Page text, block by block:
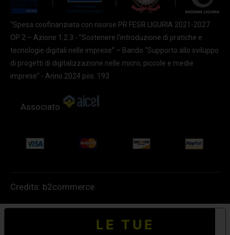
“Spesa coofinanziata con risorse PR FESR LIGURIA 2021-2027
OP 2 – Azione 1.2.3 - "Sostenere l'introduzione di pratiche e
tecnologie digitali nelle imprese” – Bando “Supporto allo sviluppo
di progetti di digitalizzazione nelle micro, piccole e medie
imprese” - Anno 2024 pos. 193
Associato
Credits: b2commerce
LE TUE